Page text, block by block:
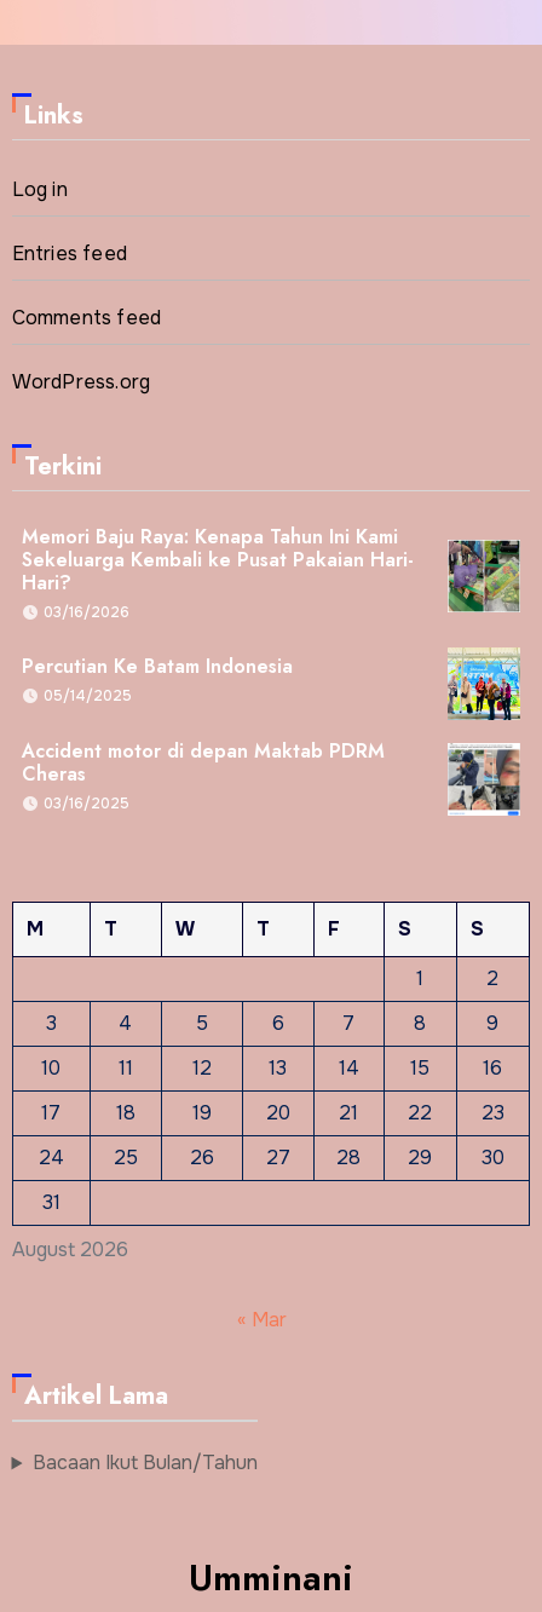
Links
Log in
Entries feed
Comments feed
WordPress.org
Terkini
Memori Baju Raya: Kenapa Tahun Ini Kami
Sekeluarga Kembali ke Pusat Pakaian Hari-
Hari?
03/16/2026
Percutian Ke Batam Indonesia
05/14/2025
Accident motor di depan Maktab PDRM
Cheras
03/16/2025
August 2026
M T W T F S
S
1
2
3
4 5 6 7 8
9
10
11 12 13 14 15
16
17
18 19 20 21 22
23
24
25 26 27 28 29
30
31
« Mar
Artikel Lama
Bacaan Ikut Bulan/Tahun
Umminani